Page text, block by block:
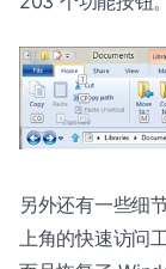
另外还有一些细
上角的快速访问